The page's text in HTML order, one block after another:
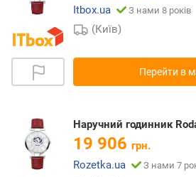
Itbox.ua
З нами 8 років
(Київ)
Перейти в
Наручний годинник
19 906 грн.
Rozetka.ua
З нами 7